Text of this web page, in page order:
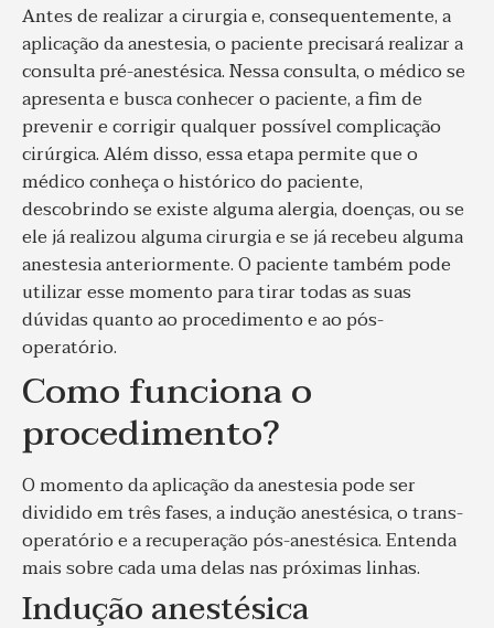
Antes de realizar a cirurgia e, consequentemente, a
aplicação da anestesia, o paciente precisará realizar a
consulta pré-anestésica. Nessa consulta, o médico se
apresenta e busca conhecer o paciente, a fim de
prevenir e corrigir qualquer possível complicação
cirúrgica. Além disso, essa etapa permite que o
médico conheça o histórico do paciente,
descobrindo se existe alguma alergia, doenças, ou se
ele já realizou alguma cirurgia e se já recebeu alguma
anestesia anteriormente. O paciente também pode
utilizar esse momento para tirar todas as suas
dúvidas quanto ao procedimento e ao pós-
operatório.
Como funciona o
procedimento?
O momento da aplicação da anestesia pode ser
dividido em três fases, a indução anestésica, o trans-
operatório e a recuperação pós-anestésica. Entenda
mais sobre cada uma delas nas próximas linhas.
Indução anestésica